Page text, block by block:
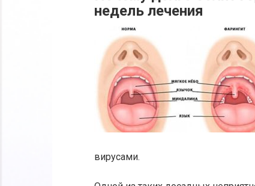
недель лечения
вирусами.